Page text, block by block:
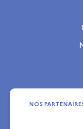
NOS